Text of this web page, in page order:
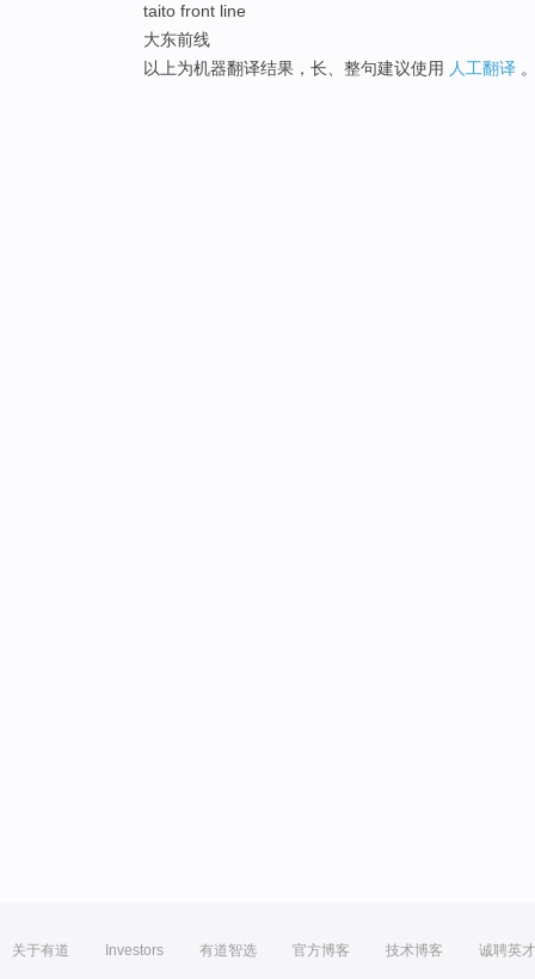
taito front line
大东前线
以上为机器翻译结果，长、整句建议使用 人工翻译
关于有道 Investors 有道智选 官方博客 技术博客 诚聘英才